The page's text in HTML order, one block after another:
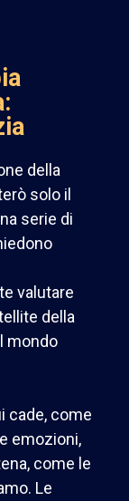
della
solo il
serie di
valutare
della
mondo
cade, come
emozioni,
come le
Le